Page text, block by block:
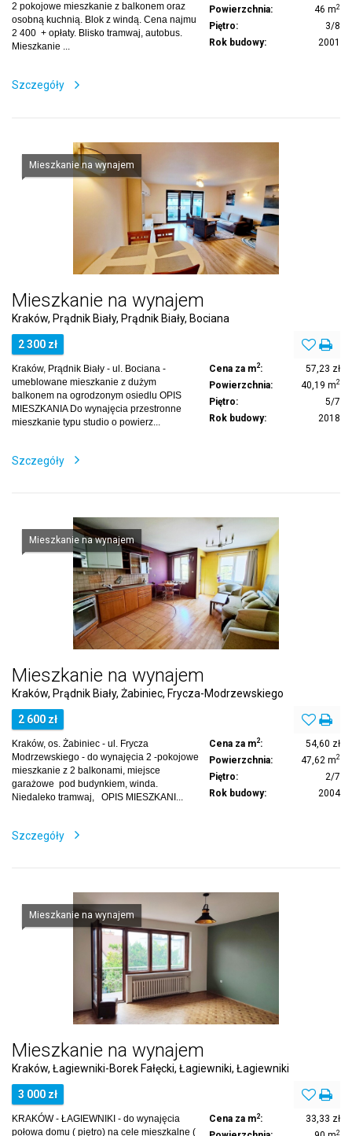
2 pokojowe mieszkanie z balkonem oraz
osobną kuchnią. Blok z windą. Cena najmu
2 400 + opłaty. Blisko tramwaj, autobus.
Mieszkanie ...
Powierzchnia:
46 m2
Piętro:
3/8
Rok budowy:
2001
Szczegóły
Mieszkanie na wynajem
Mieszkanie na wynajem
Kraków, Prądnik Biały, Prądnik Biały, Bociana
2 300 zł
Kraków, Prądnik Biały - ul. Bociana -
umeblowane mieszkanie z dużym
balkonem na ogrodzonym osiedlu OPIS
MIESZKANIA Do wynajęcia przestronne
mieszkanie typu studio o powierz...
Cena za m2:
57,23 zł
Powierzchnia:
40,19 m2
Piętro:
5/7
Rok budowy:
2018
Szczegóły
Mieszkanie na wynajem
Mieszkanie na wynajem
Kraków, Prądnik Biały, Żabiniec, Frycza-Modrzewskiego
2 600 zł
Kraków, os. Żabiniec - ul. Frycza
Modrzewskiego - do wynajęcia 2 -pokojowe
mieszkanie z 2 balkonami, miejsce
garażowe pod budynkiem, winda.
Niedaleko tramwaj, OPIS MIESZKANI...
Cena za m2:
54,60 zł
Powierzchnia:
47,62 m2
Piętro:
2/7
Rok budowy:
2004
Szczegóły
Mieszkanie na wynajem
Mieszkanie na wynajem
Kraków, Łagiewniki-Borek Fałęcki, Łagiewniki, Łagiewniki
3 000 zł
KRAKÓW - ŁAGIEWNIKI - do wynajęcia
połowa domu ( piętro) na cele mieszkalne (
Cena za m2:
33,33 zł
2